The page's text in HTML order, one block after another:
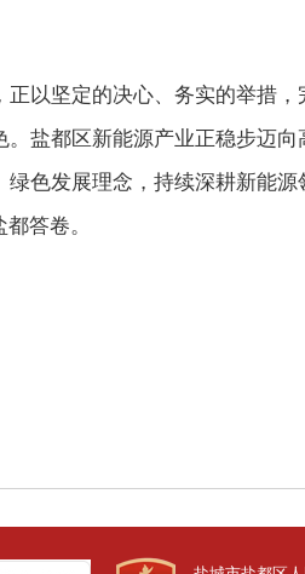
以坚定的决心、务实的举措
盐都区新能源产业正稳步迈
色发展理念，持续深耕新能
答卷。